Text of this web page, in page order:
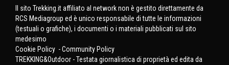
Il sito Trekking.it affiliato al network non è gestito direttamente da
RCS Mediagroup ed è unico responsabile di tutte le informazioni
(testuali o grafiche), i documenti o i materiali pubblicati sul sito
medesimo
Cookie Policy -Community Policy
TREKKING&Outdoor - Testata giornalistica di proprietà ed edita da